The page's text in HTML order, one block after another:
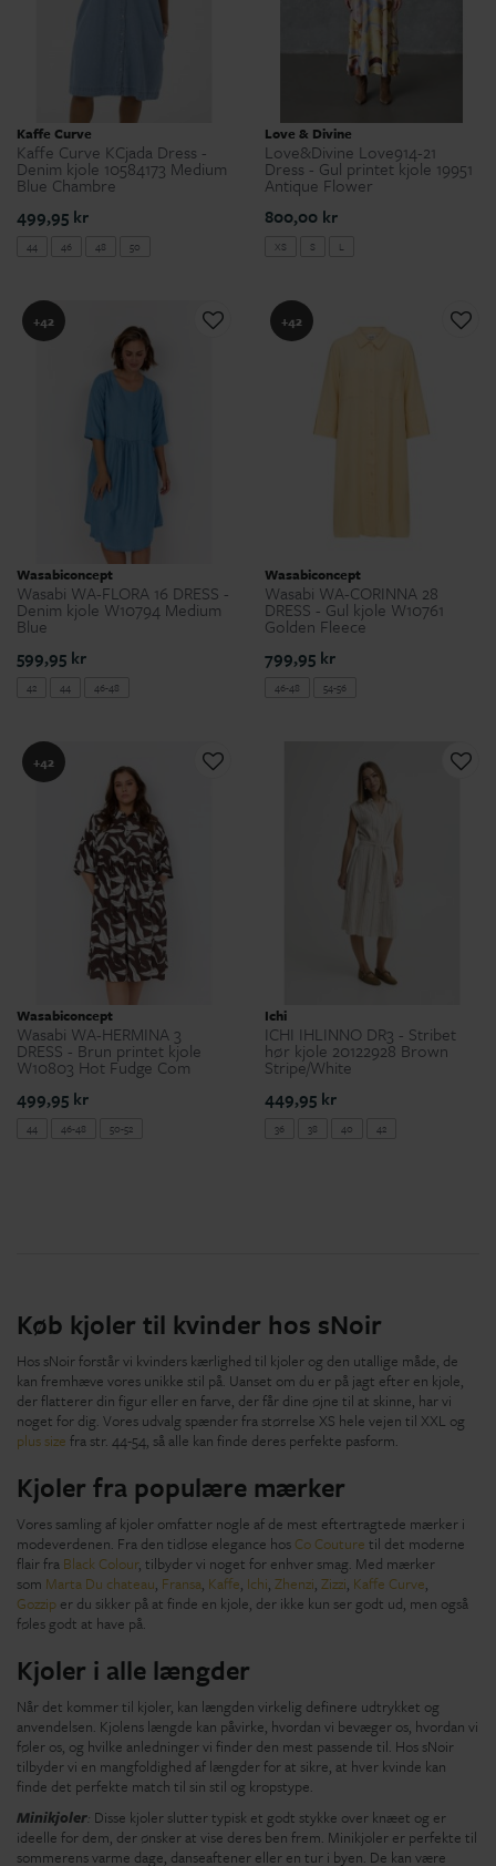
Kaffe Curve
Kaffe Curve KCjada Dress -
Denim kjole 10584173 Medium
Blue Chambre
499,95 kr
44 46 48 50
Love & Divine
Love&Divine Love914-21
Dress - Gul printet kjole 19951
Antique Flower
800,00 kr
XS S
+42
Wasabiconcept
Wasabi WA-FLORA 16 DRESS -
Denim kjole W10794 Medium
Blue
599,95 kr
42 44 46-48
+42
Wasabiconcept
Wasabi WA-CORINNA 28
DRESS - Gul kjole W10761
Golden Fleece
799,95 kr
46-48 54-56
+42
Wasabiconcept
Wasabi WA-HERMINA 3
DRESS - Brun printet kjole
W10803 Hot Fudge Com
499,95 kr
44 46-48 50-52
Ichi
ICHI IHLINNO DR3 - Stribet
hør kjole 20122928 Brown
Stripe/White
449,95 kr
36 38 40 42
Køb kjoler til kvinder hos sNoir
Hos sNoir forstår vi kvinders kærlighed til kjoler og den utallige måde, de
kan fremhæve vores unikke stil på. Uanset om du er på jagt efter en kjole,
der flatterer din figur eller en farve, der får dine øjne til at skinne, har vi
noget for dig. Vores udvalg spænder fra størrelse XS hele vejen til XXL og
plus size fra str. 44-54, så alle kan finde deres perfekte pasform.
Kjoler fra populære mærker
Vores samling af kjoler omfatter nogle af de mest eftertragtede mærker i
modeverdenen. Fra den tidløse elegance hos Co Couture til det moderne
flair fra Black Colour, tilbyder vi noget for enhver smag. Med mærker
som Marta Du chateau, Fransa, Kaffe, Ichi, Zhenzi, Zizzi, Kaffe Curve,
Gozzip er du sikker på at finde en kjole, der ikke kun ser godt ud, men også
føles godt at have på.
Kjoler i alle længder
Når det kommer til kjoler, kan længden virkelig definere udtrykket og
anvendelsen. Kjolens længde kan påvirke, hvordan vi bevæger os, hvordan vi
føler os, og hvilke anledninger vi finder den mest passende til. Hos sNoir
tilbyder vi en mangfoldighed af længder for at sikre, at hver kvinde kan
finde det perfekte match til sin stil og kropstype.
Minikjoler: Disse kjoler slutter typisk et godt stykke over knæet og er
ideelle for dem, der ønsker at vise deres ben frem. Minikjoler er perfekte til
sommerens varme dage, danseaftener eller en tur i byen. De kan være